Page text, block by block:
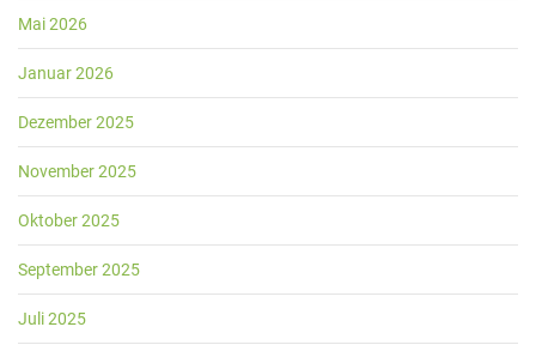
Mai 2026
Januar 2026
Dezember 2025
November 2025
Oktober 2025
September 2025
Juli 2025